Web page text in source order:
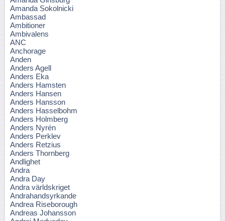
Amanda Sokolnicki
Ambassad
Ambitioner
Ambivalens
ANC
Anchorage
Anden
Anders Agell
Anders Eka
Anders Hamsten
Anders Hansen
Anders Hansson
Anders Hasselbohm
Anders Holmberg
Anders Nyrén
Anders Perklev
Anders Retzius
Anders Thornberg
Andlighet
Andra
Andra Day
Andra världskriget
Andrahandsyrkande
Andrea Riseborough
Andreas Johansson